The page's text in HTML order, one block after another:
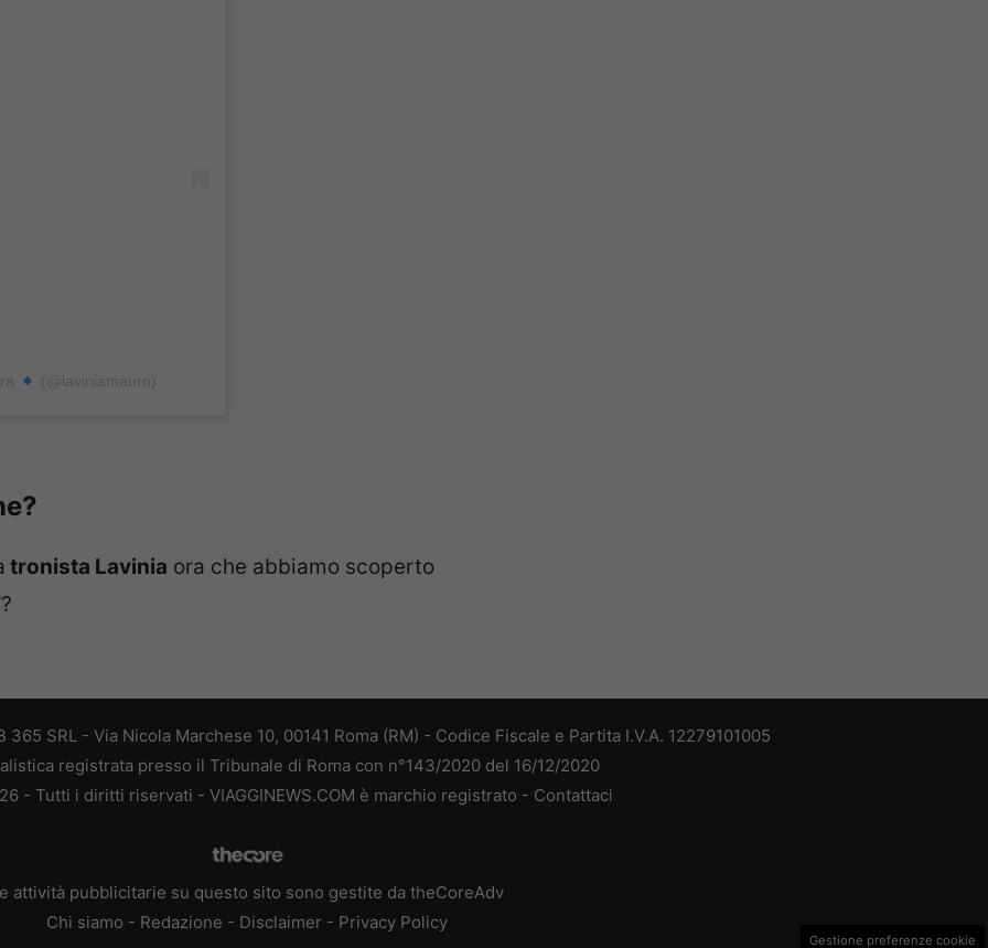
tronista Lavinia ora che abbiamo scoperto
?
SRL - Via Nicola Marchese 10, 00141 Roma (RM) - Codice Fiscale e Partita I.V.A. 12279101005
registrata presso il Tribunale di Roma con n°143/2020 del 16/12/2020
- Tutti i diritti riservati - VIAGGINEWS.COM è marchio registrato - Contattaci
attività pubblicitarie su questo sito sono gestite da theCoreAdv
Chi siamo - Redazione - Disclaimer - Privacy Policy
Gestione preferenze cookie